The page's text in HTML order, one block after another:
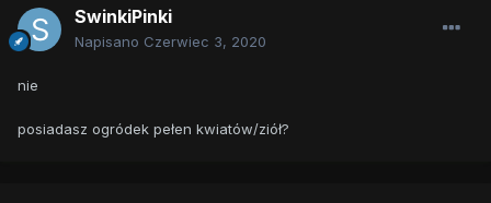
SwinkiPinki
Napisano Czerwiec 3, 2020
nie
posiadasz ogródek pełen kwiatów/ziół?